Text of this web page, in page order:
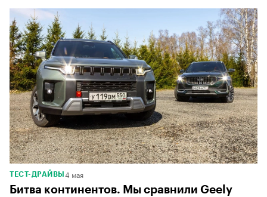
ТЕСТ-ДРАЙВЫ 4 мая
Битва континентов. Мы сравнили Geely